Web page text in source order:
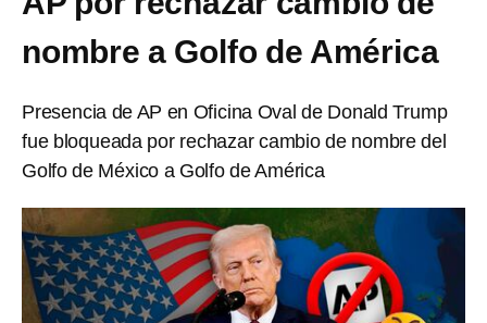
nombre a Golfo de América
Presencia de AP en Oficina Oval de Donald Trump
fue bloqueada por rechazar cambio de nombre del
Golfo de México a Golfo de América